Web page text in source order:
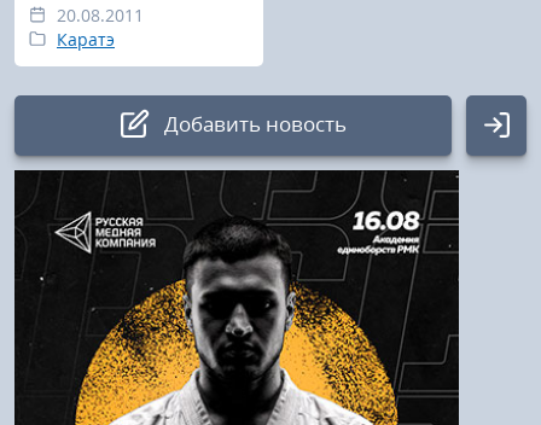
20.08.2011
Каратэ
Добавить новость
Авторизация
Логин:
Пароль